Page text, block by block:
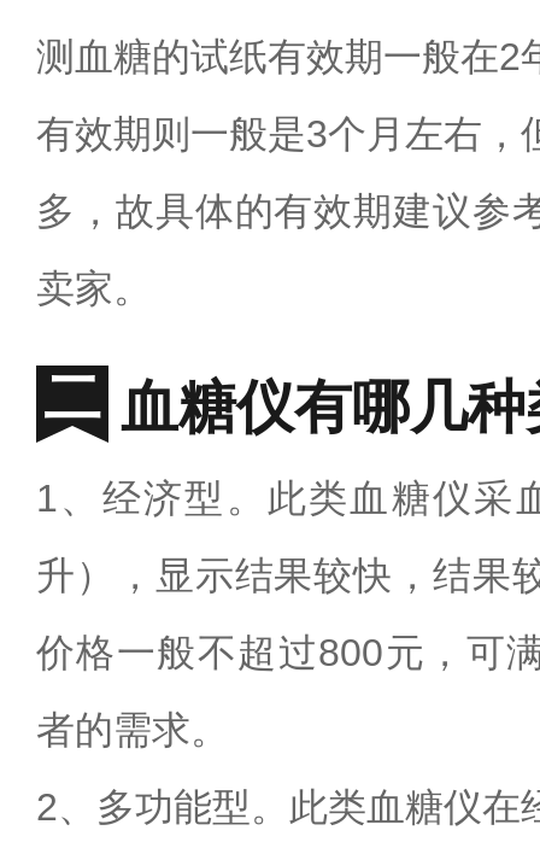
测血糖的试纸有效期一般在2
有效期则一般是3个月左右，
多，故具体的有效期建议参
卖家。
血糖仪有哪几种
1、经济型。此类血糖仪采
升），显示结果较快，结果
价格一般不超过800元，可
者的需求。
2、多功能型。此类血糖仪在